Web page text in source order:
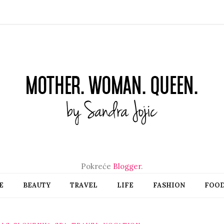
Pokreće Blogger.
BEAUTY TRAVEL LIFE FASHION